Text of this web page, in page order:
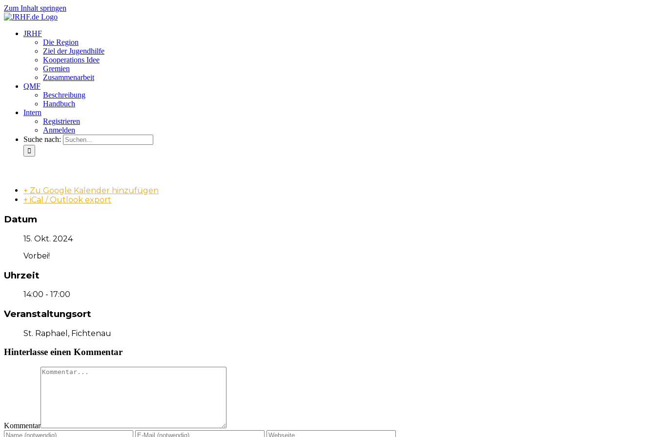
Zum Inhalt springen
JRHF
Die Region
Ziel der Jugendhilfe
Kooperations Idee
Gremien
Zusammenarbeit
QMF
Beschreibung
Handbuch
Intern
Registrieren
Anmelden
Suche nach:
+ Zu Google Kalender hinzufügen
+ iCal / Outlook export
Datum
15. Okt. 2024
Vorbei!
Uhrzeit
14:00 - 17:00
Veranstaltungsort
St. Raphael, Fichtenau
Hinterlasse einen Kommentar
Kommentar